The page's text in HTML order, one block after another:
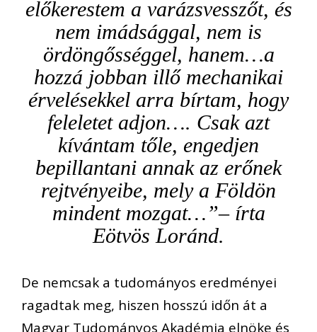
előkerestem a varázsvesszőt, és
nem imádsággal, nem is
ördöngősséggel, hanem…a
hozzá jobban illő mechanikai
érvelésekkel arra bírtam, hogy
feleletet adjon…. Csak azt
kívántam tőle, engedjen
bepillantani annak az erőnek
rejtvényeibe, mely a Földön
mindent mozgat…”– írta
Eötvös Loránd.
De nemcsak a tudományos eredményei
ragadtak meg, hiszen hosszú időn át a
Magyar Tudományos Akadémia elnöke és